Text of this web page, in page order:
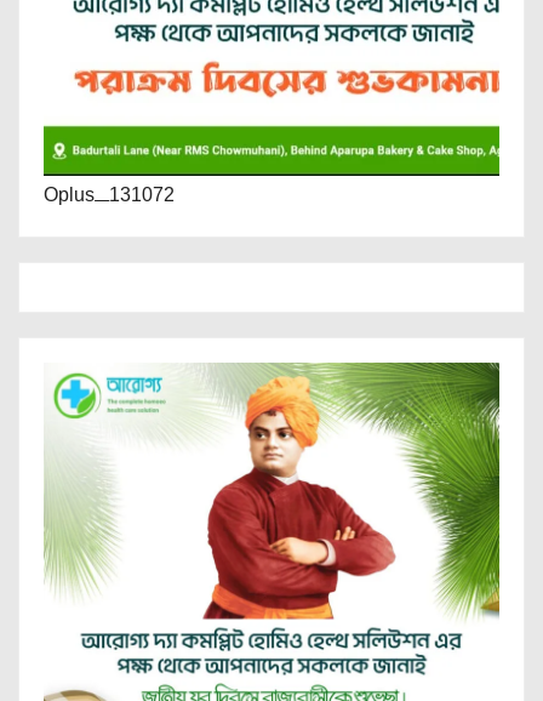
Oplus_131072